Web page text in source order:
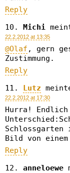
Reply
Michi
22.2.2012 at 13:35
@Olaf , gern
Zustimmung.
Reply
Lutz
22.2.2012 at 17:30
Hurra!
Bild von einem
Reply
anneloewe